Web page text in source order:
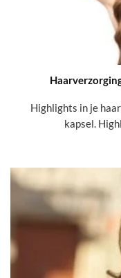
Highlights in je
kapsel.